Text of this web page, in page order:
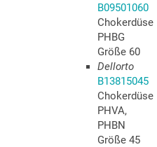
B09501060
Chokerdüse
PHBG
Größe 60
Dellorto
B13815045
Chokerdüse
PHVA,
PHBN
Größe 45